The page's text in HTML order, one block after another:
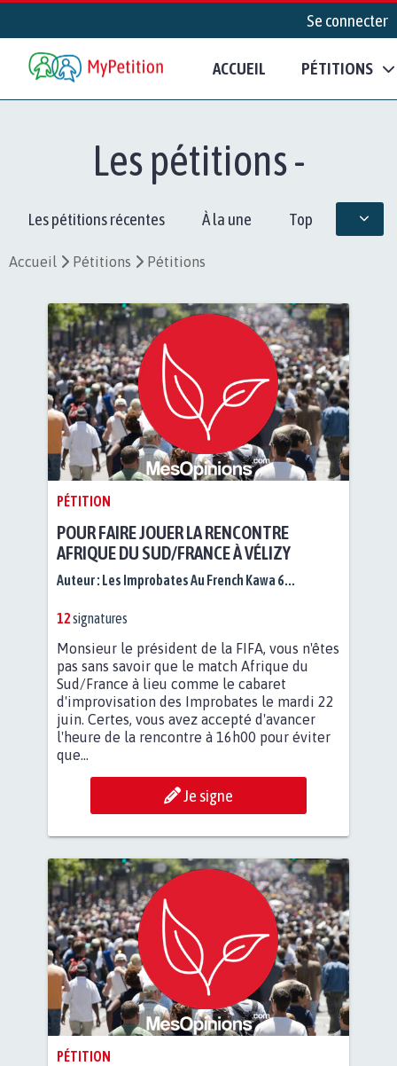
Se connecter
ACCUEIL PÉTITIONS
Les pétitions -
Les pétitions récentes À la une Top
Accueil Pétitions Pétitions
PÉTITION
POUR FAIRE JOUER LA RENCONTRE
AFRIQUE DU SUD/FRANCE À VÉLIZY
Auteur : Les Improbates Au French Kawa 6...
12signatures
Monsieur le président de la FIFA, vous n'êtes
pas sans savoir que le match Afrique du
Sud/France à lieu comme le cabaret
d'improvisation des Improbates le mardi 22
juin. Certes, vous avez accepté d'avancer
l'heure de la rencontre à 16h00 pour éviter
que...
Je signe
PÉTITION